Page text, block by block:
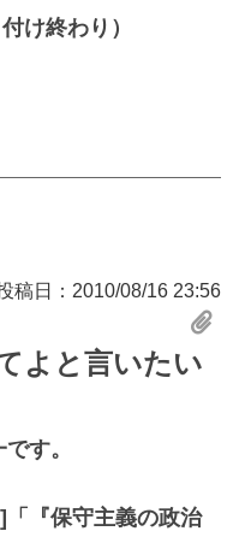
け終わり）
稿日：2010/08/16 23:56
よと言いたい
す。
『保守主義の政治